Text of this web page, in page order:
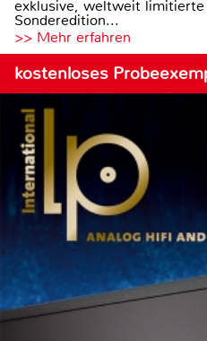
exklusive, weltweit
Sonderedition...
>> Mehr erfahren
kostenloses